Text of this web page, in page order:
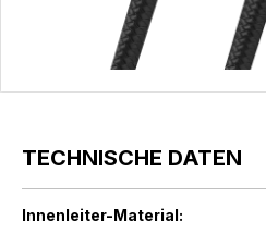
TECHNISCHE DATEN
Innenleiter-Material: